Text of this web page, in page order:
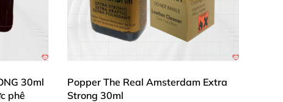
30ml
phê
Popper The Real Amsterdam Extra
Strong 30ml